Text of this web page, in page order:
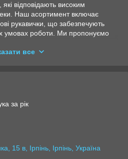
відповідають високим
Наш асортимент включає
рукавички, що забезпечують
умовах роботи. Ми пропонуємо
для використання в інших
їх ідеальними для точної
що робить їх чудовим вибором
робіт, де не потрібно
все
за рік
15 в, Ірпінь, Ірпінь, Україна